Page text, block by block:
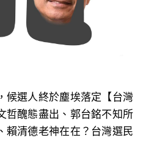
候選人終於塵埃落定【台灣
哲醜態盡出、郭台銘不知所
賴清德老神在在？台灣選民